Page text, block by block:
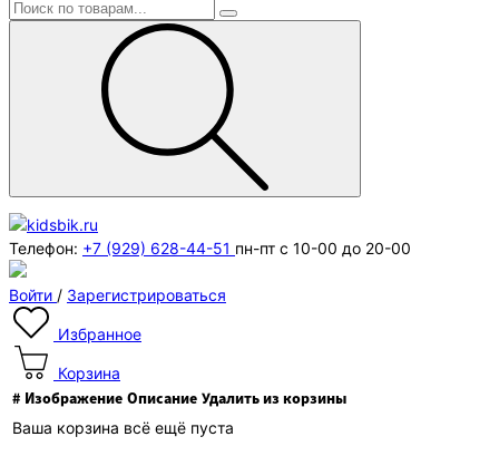
Телефон: +7 (929) 628-44-51 пн-пт с 10-00 до 20-00
Войти / Зарегистрироваться
Избранное
Корзина
# Изображение Описание Удалить из корзины
Ваша корзина всё ещё пуста